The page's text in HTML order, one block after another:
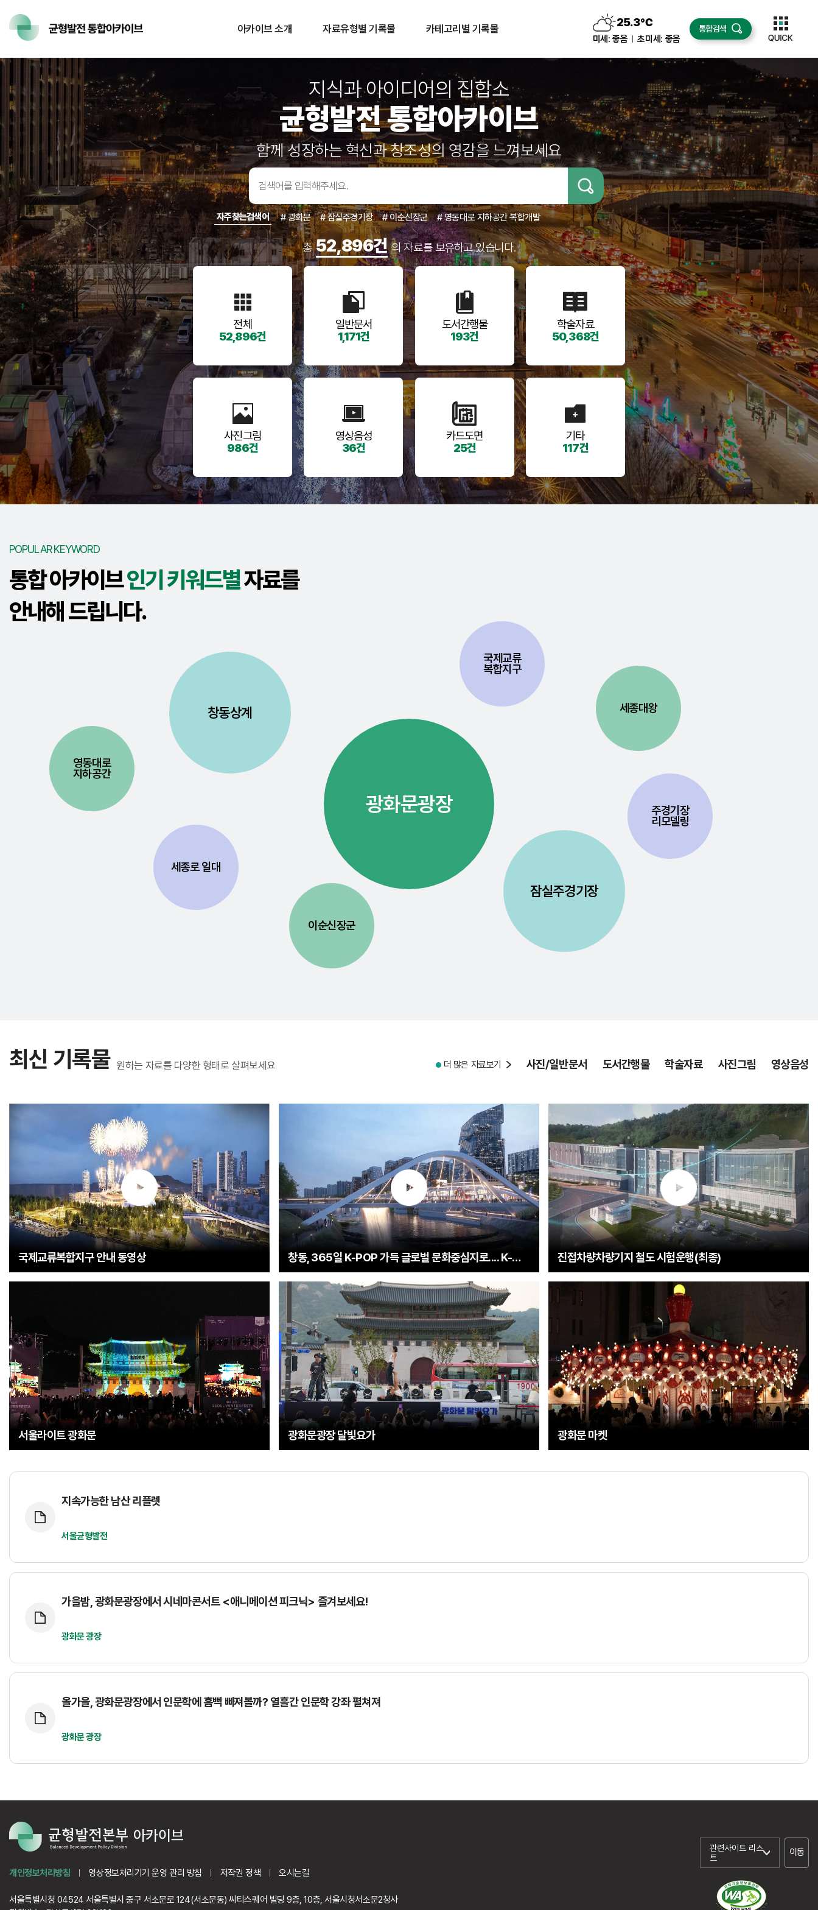
아카이브 소개 자료유형별 기록물 카테고리별 기록물 25.3℃
구름조금
미세: 좋음 초미세: 좋음
통합검색
지식과 아이디어의 집합소
균형발전 통합아카이브
함께 성장하는 혁신과 창조성의 영감을 느껴보세요
검색어입
력
자주찾는검색어 # 광화문 # 잠실주경기장 # 이순신장군 # 영동대로 지하공간 복합개발
총52,896건의 자료를 보유하고 있습니다.
전체
52,896건
일반문서
1,171건
도서간행물
193건
학술자료
50,368건
사진그림
986건
영상음성
36건
카드도면
25건
기타
117건
POPULAR KEYWORD
통합 아카이브인기 키워드별자료를
안내해 드립니다.
영동대로
지하공간
세종로 일대
주경기장
리모델링
이순신장군
창동상계
광화문광장
국제교류
복합지구
세종대왕
잠실주경기장
최신 기록물 원하는 자료를 다양한 형태로 살펴보세요 더 많은 자료보기 사진/일반문서 도서간행물 학술자료 사진그림 영상음성
국제교류복합지구 안내 동영상 창동, 365일 K-POP 가득 글로벌 문화중심지로.... K-엔터타운 진접차량차량기지 철도 시험운행(최종)
서울라이트 광화문 광화문광장 달빛요가 광화문 마켓
지속가능한 남산 리플렛
서울균형발전
가을밤, 광화문광장에서 시네마콘서트 <애니메이션 피크닉> 즐겨보세요!
광화문 광장
올가을, 광화문광장에서 인문학에 흠뻑 빠져볼까? 열흘간 인문학 강좌 펼쳐져
광화문 광장
개인정보처리방침 영상정보처리기기 운영 관리 방침 저작권 정책 오시는길
서울특별시청 04524 서울특별시 중구 서소문로 124(서소문동) 씨티스퀘어 빌딩 9층, 10층, 서울시청서소문2청사
관련사이트 리스
트
이동